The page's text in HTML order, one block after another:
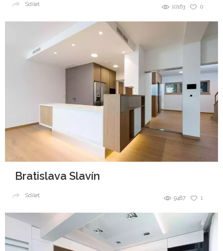
0
10163
Sdílet
Bratislava Slavín
1
9487
Sdílet